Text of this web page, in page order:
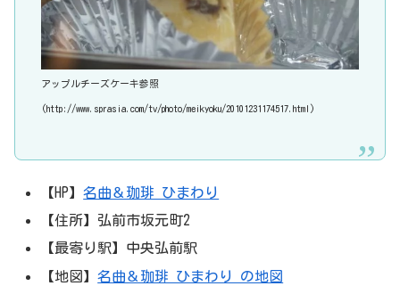
アップルチーズケーキ参照
(http://www.sprasia.com/tv/photo/meikyoku/20101231174517.html)
【HP】名曲＆珈琲 ひまわり
【住所】弘前市坂元町2
【最寄り駅】中央弘前駅
【地図】名曲＆珈琲 ひまわり の地図